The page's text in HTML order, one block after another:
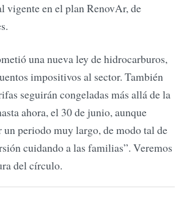
vigente en el plan RenovAr, de
una nueva ley de hidrocarburos,
impositivos al sector. También
seguirán congeladas más allá de la
ahora, el 30 de junio, aunque
periodo muy largo, de modo tal de
cuidando a las familias”. Veremos
del círculo.